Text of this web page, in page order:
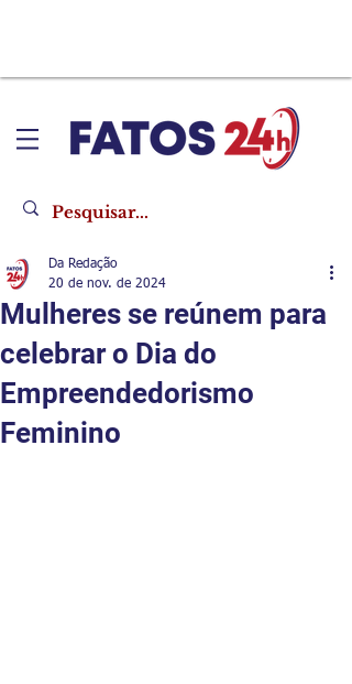
Mulheres se reúnem para
celebrar o Dia do
Empreendedorismo
Feminino
Da Redação
20 de nov. de 2024